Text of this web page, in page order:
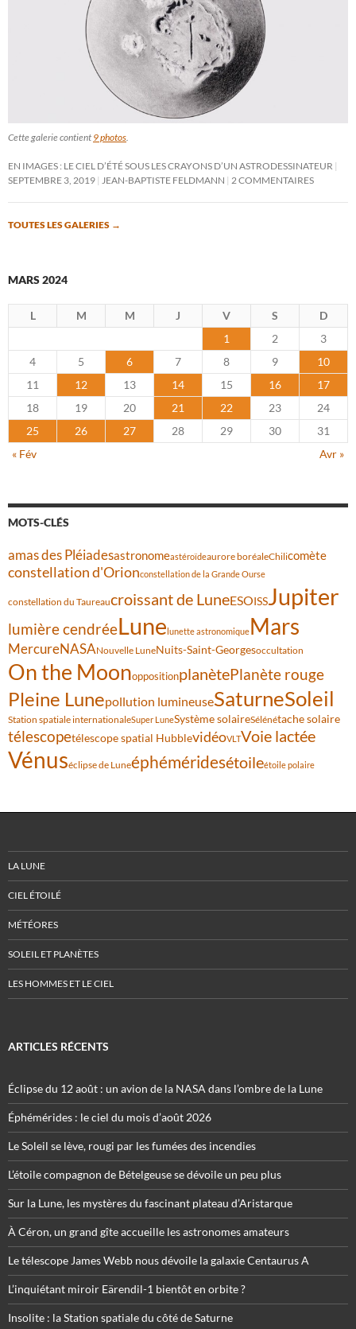
Cette galerie contient 9 photos.
EN IMAGES : LE CIEL D’ÉTÉ SOUS LES CRAYONS D’UN ASTRODESSINATEUR
SEPTEMBRE 3, 2019 JEAN-BAPTISTE FELDMANN 2 COMMENTAIRES
TOUTES LES GALERIES →
MARS 2024
L M M J V S
D
1
2
3
4
5 6 7 8 9
10
11
12 13 14 15 16
17
18
19 20 21 22 23
24
25
26 27 28 29 30
31
« Fév
Avr »
MOTS-CLÉS
amas des Pléiadesastronomeastéroïdeaurore boréaleChilicomète
constellation d'Orionconstellation de la Grande Ourse
constellation du Taureaucroissant de LuneESOISSJupiter
lumière cendréeLune lunette astronomiqueMars
MercureNASANouvelle LuneNuits-Saint-Georgesoccultation
On the MoonoppositionplanètePlanète rouge
Pleine Lunepollution lumineuseSaturneSoleil
Station spatiale internationaleSuper LuneSystème solaireSélénétache solaire
télescopetélescope spatial HubblevidéoVLTVoie lactée
Vénuséclipse de Luneéphéméridesétoileétoile polaire
LA LUNE
CIEL ÉTOILÉ
MÉTÉORES
SOLEIL ET PLANÈTES
LES HOMMES ET LE CIEL
ARTICLES RÉCENTS
Éclipse du 12 août : un avion de la NASA dans l’ombre de la Lune
Éphémérides : le ciel du mois d’août 2026
Le Soleil se lève, rougi par les fumées des incendies
L’étoile compagnon de Bételgeuse se dévoile un peu plus
Sur la Lune, les mystères du fascinant plateau d’Aristarque
À Céron, un grand gîte accueille les astronomes amateurs
Le télescope James Webb nous dévoile la galaxie Centaurus A
L’inquiétant miroir Eärendil-1 bientôt en orbite ?
Insolite : la Station spatiale du côté de Saturne